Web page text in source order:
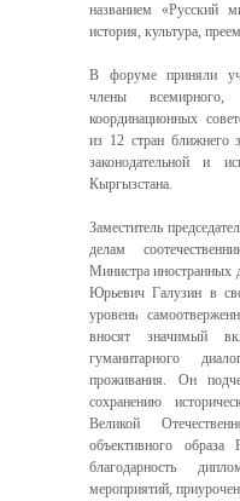
названием «Русский
история, культура,
В форуме приняли
члены всемирного,
координационных
из 12 стран ближнего
законодательной и
Кыргызстана.
Заместитель
делам
Министра иностранных
Юрьевич Галузин в
уровень
вносят значимый
гуманитарного
проживания. Он
сохранению
Великой
объективного
благодарность
мероприятий,